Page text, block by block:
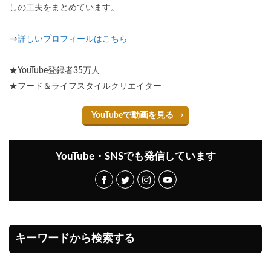
しの工夫をまとめています。
→詳しいプロフィールはこちら
★YouTube登録者35万人
★フード＆ライフスタイルクリエイター
YouTubeで動画を見る
YouTube・SNSでも発信しています
キーワードから検索する